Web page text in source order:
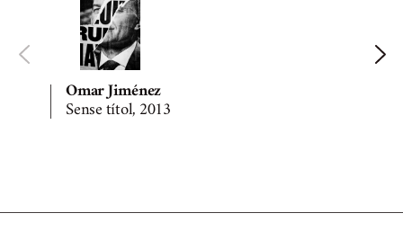
Omar Jiménez
Sense títol, 2013